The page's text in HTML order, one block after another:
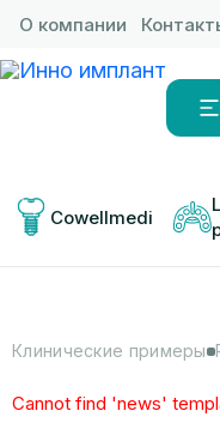
О компании
Cowellmedi
Клинические примеры
Cannot find 'news'